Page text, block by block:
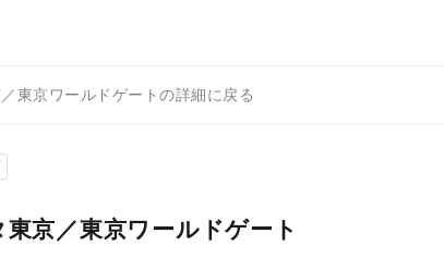
東京ワールドゲートの詳細に戻る
京／東京ワールドゲート